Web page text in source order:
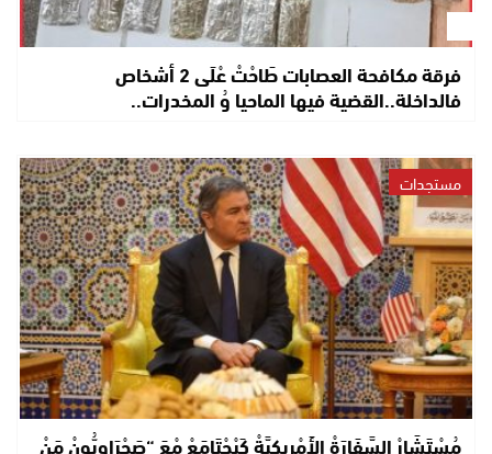
فرقة مكافحة العصابات طَاحْتْ عْلَى 2 أشخاص
فالداخلة..القضية فيها الماحيا وُ المخدرات..
مستجدات
مُسْتَشَارْ السَّفَارَةْ الأَمْرِيكِيَّةْ كَيْجْتَامَعْ مْعَ “صَحْرَاوِيُّونْ مَنْ